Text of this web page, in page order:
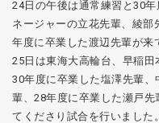
24日の午後は通常練習と30
ネージャーの立花先輩、綾
年度に卒業した渡辺先輩が来
25日は東海大高輪台、早稲
30年度に卒業した塩澤先輩
輩、28年度に卒業した瀬戸
てくださり試合を行いました。